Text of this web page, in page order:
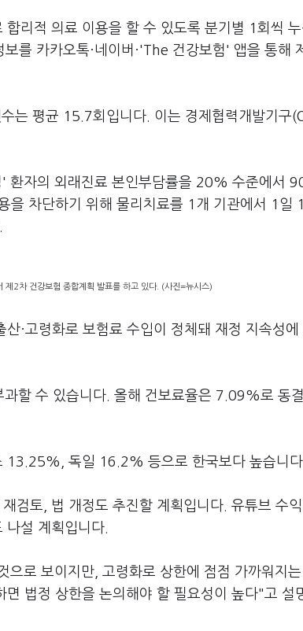
리적 의료 이용을 할 수 있도록 분기별 1회씩
를 카카오톡·네이버·'The 건강보험' 앱을 통해
는 평균 15.7회입니다. 이는 경제협력개발기구
환자의 외래진료 본인부담률을 20% 수준에서
을 차단하기 위해 물리치료를 1개 기관에서 1일
2차 건강보험 종합계획 발표를 하고 있다. (사진=뉴시스)
·고령화로 보험료 수입이 정체돼 재정 지속성에
할 수 있습니다. 올해 건보료율은 7.09%로 동
13.25%, 독일 16.2% 등으로 한국보다 높습니
검토, 법 개정도 추진할 계획입니다. 유튜브 수
설 계획입니다.
로 보이지만, 고령화로 상한에 점점 가까워지
법정 상한을 논의해야 할 필요성이 높다"고 설